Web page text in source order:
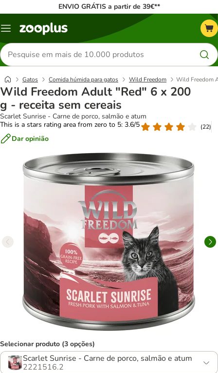
ENVIO GRÁTIS a partir de 39€**
Menu
Pesquisar
produtos
Gatos Comida húmida para gatos Wild Freedom Wild Freedom
Wild Freedom Adult "Red" 6 x 200
g - receita sem cereais
Scarlet Sunrise - Carne de porco, salmão e atum
This is a stars rating area from zero to 5: 3.6/5
(22)
Dar opinião
Selecionar produto (3 opções)
Scarlet Sunrise - Carne de porco, salmão e atum
2221516.2